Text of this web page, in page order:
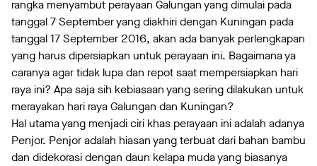
rangka menyambut perayaan Galungan yang dimulai pada
tanggal 7 September yang diakhiri dengan Kuningan pada
tanggal 17 September 2016, akan ada banyak perlengkapan
yang harus dipersiapkan untuk perayaan ini. Bagaimana ya
caranya agar tidak lupa dan repot saat mempersiapkan hari
raya ini? Apa saja sih kebiasaan yang sering dilakukan untuk
merayakan hari raya Galungan dan Kuningan?
Hal utama yang menjadi ciri khas perayaan ini adalah adanya
Penjor. Penjor adalah hiasan yang terbuat dari bahan bambu
dan didekorasi dengan daun kelapa muda yang biasanya